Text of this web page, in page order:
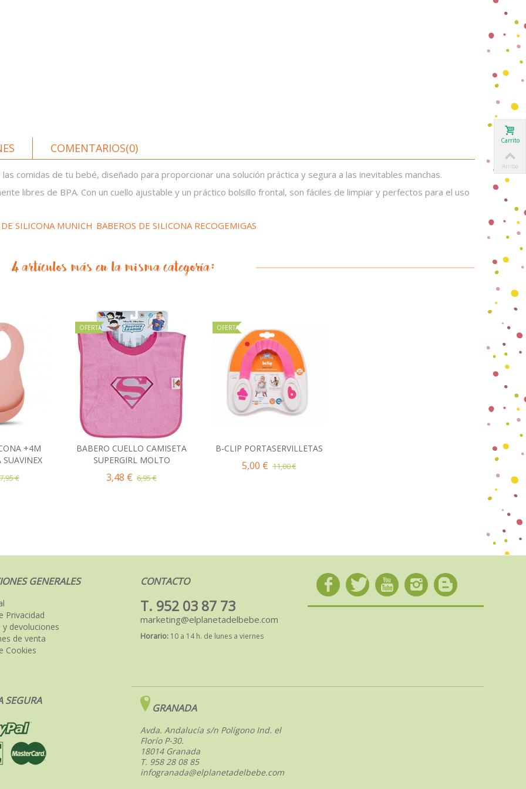
COMENTARIOS(0)
comidas de tu bebé, diseñado para proporcionar una solución práctica y segura a las inevitables manchas.
libres de BPA. Con un cuello ajustable y un práctico bolsillo frontal, son fáciles de limpiar y perfectos para el uso
SILICONA MUNICH BABEROS DE SILICONA RECOGEMIGAS
4 artículos más en la misma categoría:
carrito+4M
SUAVINEX
7,95 €
OFERTA
Añadir al carrito
BABERO CUELLO CAMISETA
SUPERGIRL MOLTO
3,48 € 6,95 €
OFERTA
Añadir al carrito
B-CLIP PORTASERVILLETAS
5,00 € 11,00 €
GENERALES
Privacidad
y devoluciones
de venta
Cookies
CONTACTO
T. 952 03 87 73
marketing@elplanetadelbebe.com
Horario: 10 a 14 h. de lunes a viernes
SEGURA
GRANADA
Avda. Andalucía s/n Polígono Ind. el
Florío P-30.
18014 Granada
T. 958 28 08 85
infogranada@elplanetadelbebe.com
Carrito
Arriba